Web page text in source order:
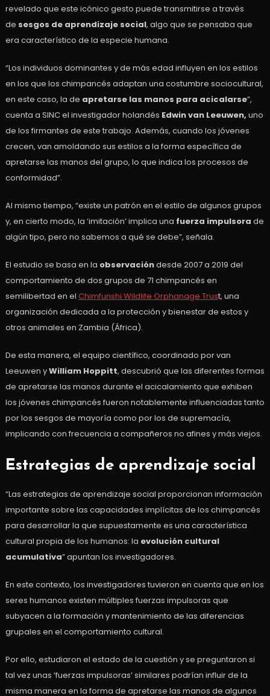
revelado que este icónico gesto puede transmitirse a través
de sesgos de aprendizaje social, algo que se pensaba que
era característico de la especie humana.
“Los individuos dominantes y de más edad influyen en los estilos
en los que los chimpancés adaptan una costumbre sociocultural,
en este caso, la de apretarse las manos para acicalarse”,
cuenta a SINC el investigador holandés Edwin van Leeuwen, uno
de los firmantes de este trabajo. Además, cuando los jóvenes
crecen, van amoldando sus estilos a la forma específica de
apretarse las manos del grupo, lo que indica los procesos de
conformidad”.
Al mismo tiempo, “existe un patrón en el estilo de algunos grupos
y, en cierto modo, la ‘imitación’ implica una fuerza impulsora de
algún tipo, pero no sabemos a qué se debe”, señala.
El estudio se basa en la observacióndesde 2007 a 2019 del
comportamiento de dos grupos de 71 chimpancés en
semilibertad en el Chimfunshi Wildlife Orphanage Trust, una
organización dedicada a la protección y bienestar de estos y
otros animales en Zambia (África).
De esta manera, el equipo científico, coordinado por van
Leeuwen yWilliam Hoppitt, descubrió que las diferentes formas
de apretarse las manos durante el acicalamiento que exhiben
los jóvenes chimpancés fueron notablemente influenciadas tanto
por los sesgos de mayoría como por los de supremacía,
implicando con frecuencia a compañeros no afines y más viejos.
Estrategias de aprendizaje social
“Las estrategias de aprendizaje social proporcionan información
importante sobre las capacidades implícitas de los chimpancés
para desarrollar la que supuestamente es una característica
cultural propia de los humanos: la evolución cultural
acumulativa” apuntan los investigadores.
En este contexto, los investigadores tuvieron en cuenta que en los
seres humanos existen múltiples fuerzas impulsoras que
subyacen a la formación y mantenimiento de las diferencias
grupales en el comportamiento cultural.
Por ello, estudiaron el estado de la cuestión y se preguntaron si
tal vez unas ‘fuerzas impulsoras’ similares podrían influir de la
misma manera en la forma de apretarse las manos de algunos